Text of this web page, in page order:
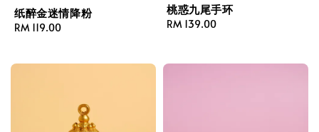
纸醉金迷情降粉
Regular
RM 119.00
桃惑九尾手环
Regular
RM 139.00